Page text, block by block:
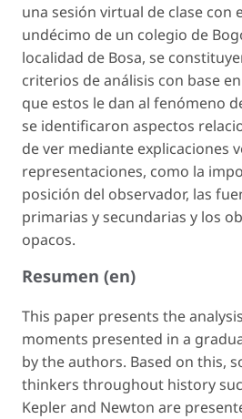
una sesión virtual de clase con
undécimo de un colegio de
localidad de Bosa, se
criterios de análisis con base
que estos le dan al fenómeno
se identificaron aspectos
de ver mediante explicaciones
representaciones, como la
posición del observador, las
primarias y secundarias y los
opacos.
Resumen (en)
This paper presents the
moments presented in a
by the authors. Based on this,
thinkers throughout history
Kepler and Newton are